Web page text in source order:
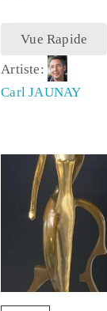
Vue Rapide
Artiste:
Carl JAUNAY